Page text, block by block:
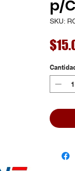
p/
SKU: